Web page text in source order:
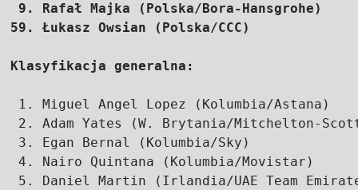
9. Rafał Majka (Polska/Bora-
59. Łukasz Owsian (Polska/CCC)
Klasyfikacja generalna:
1. Miguel Angel Lopez (Kolumbia/
2. Adam Yates (W. Brytania/Mitchelton-
3. Egan Bernal (Kolumbia/Sky)
4. Nairo Quintana (Kolumbia/Movistar)
5. Daniel Martin (Irlandia/UAE Team